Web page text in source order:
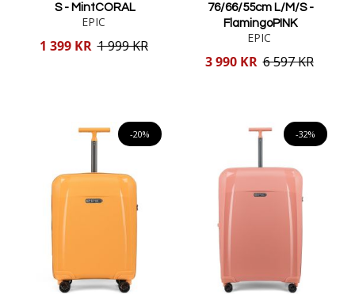
S - MintCORAL
EPIC
Reducerat
1 399 KR 1 999 KR
76/66/55cm L/M/S -
FlamingoPINK
EPIC
Reducerat
3 990 KR 6 597 KR
-20% -32%